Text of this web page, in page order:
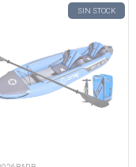
SIN STOCK